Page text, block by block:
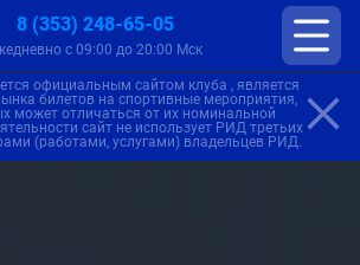
8 (353) 248-65-05
с 09:00 до 20:00 Мск
официальным сайтом клуба , является
билетов на спортивные мероприятия,
может отличаться от их номинальной
сайт не использует РИД третьих
(работами, услугами) владельцев РИД.